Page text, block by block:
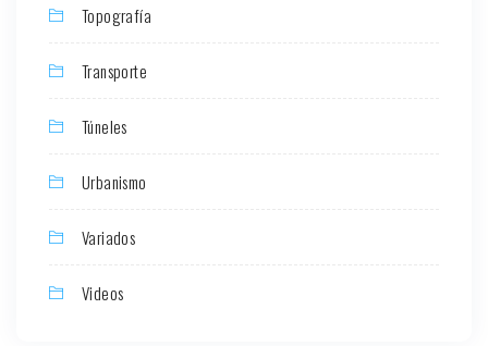
Topografía
Transporte
Túneles
Urbanismo
Variados
Videos